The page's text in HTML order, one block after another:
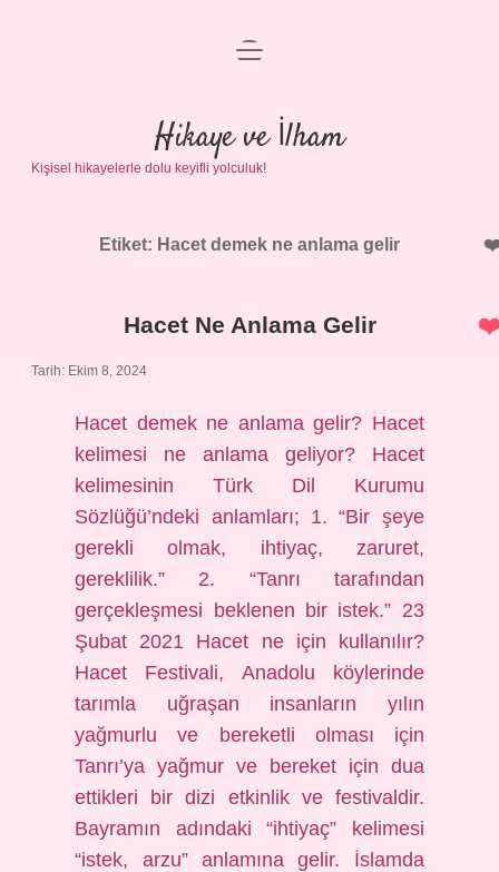
Anasayfa
Gizlilik Politikası
Yasal Uyarı
menüyü
Hikaye ve İlham
Kişisel hikayelerle dolu keyifli yolculuk!
Etiket: Hacet demek ne anlama gelir
Hacet Ne Anlama Gelir
Tarih: Ekim 8, 2024
Hacet demek ne anlama gelir? Hacet
kelimesi ne anlama geliyor? Hacet
kelimesinin Türk Dil Kurumu
Sözlüğü’ndeki anlamları; 1. “Bir şeye
gerekli olmak, ihtiyaç, zaruret,
gereklilik.” 2. “Tanrı tarafından
gerçekleşmesi beklenen bir istek.” 23
Şubat 2021 Hacet ne için kullanılır?
Hacet Festivali, Anadolu köylerinde
tarımla uğraşan insanların yılın
yağmurlu ve bereketli olması için
Tanrı’ya yağmur ve bereket için dua
ettikleri bir dizi etkinlik ve festivaldir.
Bayramın adındaki “ihtiyaç” kelimesi
“istek, arzu” anlamına gelir. İslamda